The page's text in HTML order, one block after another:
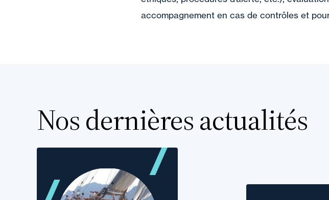
accompagnement en cas de contrôles et
Nos dernières actualités